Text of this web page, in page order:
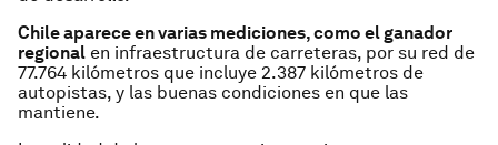
Chile aparece en varias mediciones, como el ganador
regional en infraestructura de carreteras, por su red de
77.764 kilómetros que incluye 2.387 kilómetros de
autopistas, y las buenas condiciones en que las
mantiene.